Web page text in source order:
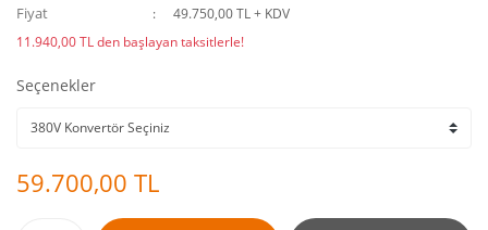
Fiyat
49.750,00 TL + KDV
11.940,00 TL den başlayan taksitlerle!
Seçenekler
59.700,00 TL